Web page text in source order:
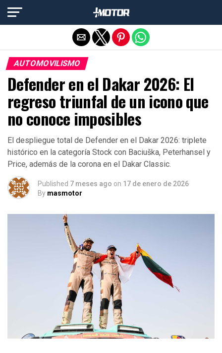
AUTOMOVILISMO
Defender en el Dakar 2026: El
regreso triunfal de un icono que
no conoce imposibles
El despliegue total de Defender en el Dakar 2026: triplete
histórico en la categoría Stock con Baciuška, Peterhansel y
Price, además de la corona en el Dakar Classic.
Published 7 meses ago on 17 de enero de 2026
By masmotor
Salir de la versión móvil